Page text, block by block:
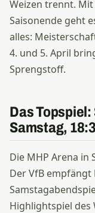
Weizen trennt.
Saisonende geht
alles:
4. und 5. April
Sprengstoff.
Das
Samstag,
Die MHP Arena in
Der VfB
Highlightspiel